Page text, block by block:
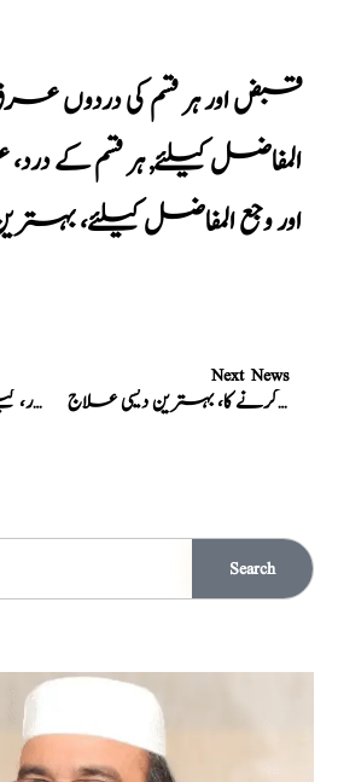
قبض اور ہر قسم کی دردوں عرق
المفاضل کیلئے,ہر قسم کے
اور وجع المفاضل کیلئے،
نزلہ، زکام، بخار، کیلئے مکمل دیسی علاج
Next News
دوا مہزل، موٹاپا کم کرنے کا، بہترین دیسی علاج
Search